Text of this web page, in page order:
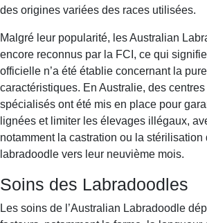
des origines variées des races utilisées.
Malgré leur popularité, les Australian
encore reconnus par la FCI, ce qui
officielle n’a été établie concernant la
caractéristiques. En Australie, des centres
spécialisés ont été mis en place pour
lignées et limiter les élevages illégaux,
notamment la castration ou la stérilisation
labradoodle vers leur neuvième mois.
Soins des Labradoodles
Les soins de l’Australian Labradoodle